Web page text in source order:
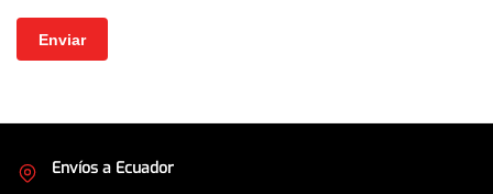
Envíos a Ecuador